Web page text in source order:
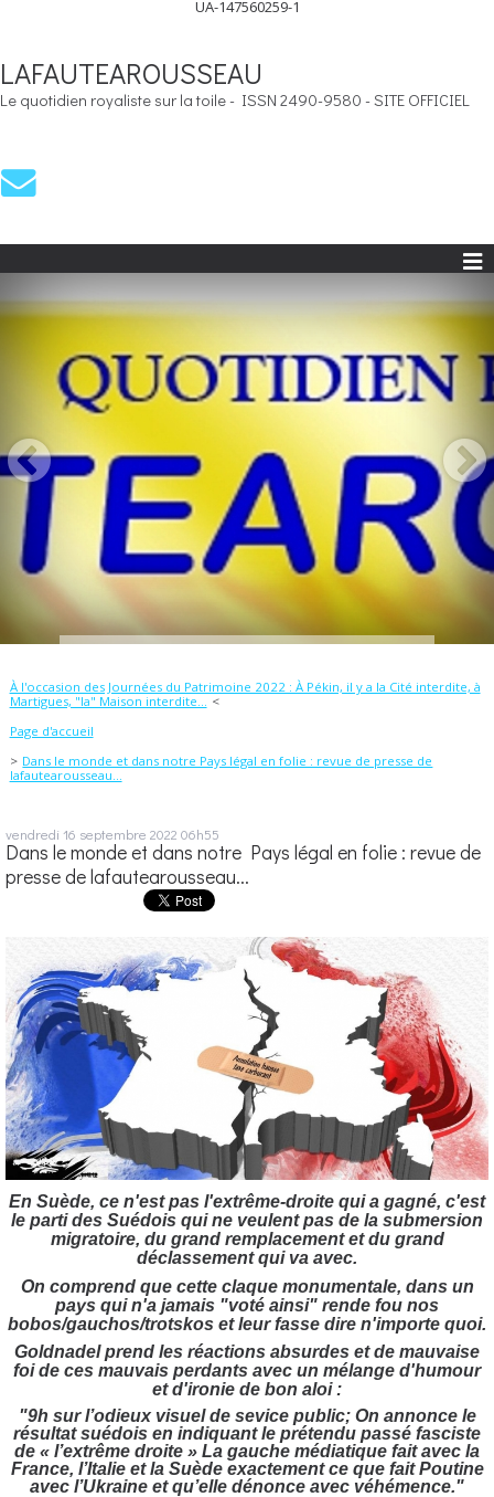
UA-147560259-1
LAFAUTEAROUSSEAU
Le quotidien royaliste sur la toile - ISSN 2490-9580 - SITE OFFICIEL
À l'occasion des Journées du Patrimoine 2022 : À Pékin, il y a la Cité interdite, à
Martigues, "la" Maison interdite...
Page d'accueil
Dans le monde et dans notre Pays légal en folie : revue de presse de
lafautearousseau...
vendredi 16 septembre 2022 06h55
Dans le monde et dans notre Pays légal en folie : revue de
presse de lafautearousseau...
En Suède, ce n'est pas l'extrême-droite qui a gagné, c'est
le parti des Suédois qui ne veulent pas de la submersion
migratoire, du grand remplacement et du grand
déclassement qui va avec.
On comprend que cette claque monumentale, dans un
pays qui n'a jamais "voté ainsi" rende fou nos
bobos/gauchos/trotskos et leur fasse dire n'importe quoi.
Goldnadel prend les réactions absurdes et de mauvaise
foi de ces mauvais perdants avec un mélange d'humour
et d'ironie de bon aloi :
"9h sur l’odieux visuel de sevice public; On annonce le
résultat suédois en indiquant le prétendu passé fasciste
de « l’extrême droite » La gauche médiatique fait avec la
France, l’Italie et la Suède exactement ce que fait Poutine
avec l’Ukraine et qu’elle dénonce avec véhémence."